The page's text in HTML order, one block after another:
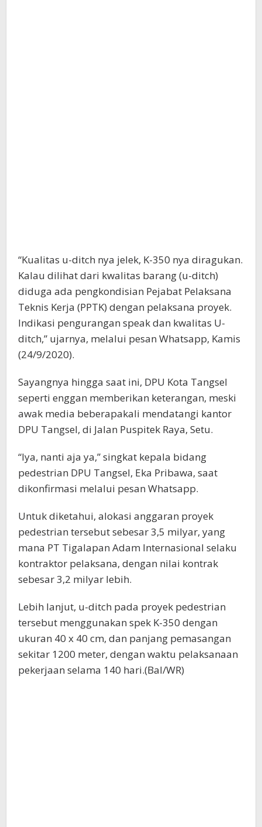
“Kualitas u-ditch nya jelek, K-350 nya diragukan.
Kalau dilihat dari kwalitas barang (u-ditch)
diduga ada pengkondisian Pejabat Pelaksana
Teknis Kerja (PPTK) dengan pelaksana proyek.
Indikasi pengurangan speak dan kwalitas U-
ditch,” ujarnya, melalui pesan Whatsapp, Kamis
(24/9/2020).
Sayangnya hingga saat ini, DPU Kota Tangsel
seperti enggan memberikan keterangan, meski
awak media beberapakali mendatangi kantor
DPU Tangsel, di Jalan Puspitek Raya, Setu.
“Iya, nanti aja ya,” singkat kepala bidang
pedestrian DPU Tangsel, Eka Pribawa, saat
dikonfirmasi melalui pesan Whatsapp.
Untuk diketahui, alokasi anggaran proyek
pedestrian tersebut sebesar 3,5 milyar, yang
mana PT Tigalapan Adam Internasional selaku
kontraktor pelaksana, dengan nilai kontrak
sebesar 3,2 milyar lebih.
Lebih lanjut, u-ditch pada proyek pedestrian
tersebut menggunakan spek K-350 dengan
ukuran 40 x 40 cm, dan panjang pemasangan
sekitar 1200 meter, dengan waktu pelaksanaan
pekerjaan selama 140 hari.(Bal/WR)